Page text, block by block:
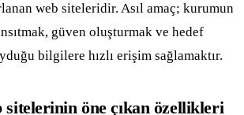
web siteleridir. Asıl amaç; kurumun
güven oluşturmak ve hedef
bilgilere hızlı erişim sağlamaktır.
öne çıkan özellikleri